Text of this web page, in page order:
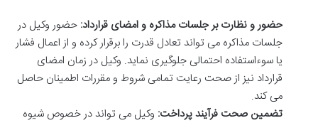
حضور و نظارت بر جلسات مذاکره و امضای قرارداد: حضور وکیل در
جلسات مذاکره می تواند تعادل قدرت را برقرار کرده و از اعمال فشار
یا سوءاستفاده احتمالی جلوگیری نماید. وکیل در زمان امضای
قرارداد نیز از صحت رعایت تمامی شروط و مقررات اطمینان حاصل
می کند.
تضمین صحت فرآیند پرداخت: وکیل می تواند در خصوص شیوه